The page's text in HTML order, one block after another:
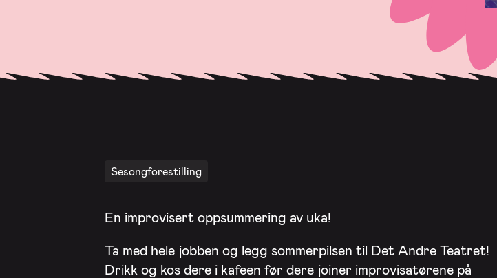
Sesongforestilling
En improvisert oppsummering av uka!
Ta med hele jobben og legg sommerpilsen til Det Andre Teatret!
Drikk og kos dere i kafeen før dere joiner improvisatørene på